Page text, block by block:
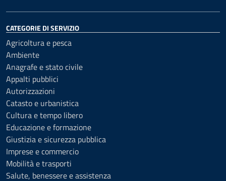
CATEGORIE DI SERVIZIO
Agricoltura e pesca
Ambiente
Anagrafe e stato civile
Appalti pubblici
Autorizzazioni
Catasto e urbanistica
Cultura e tempo libero
Educazione e formazione
Giustizia e sicurezza pubblica
Imprese e commercio
Mobilità e trasporti
Salute, benessere e assistenza